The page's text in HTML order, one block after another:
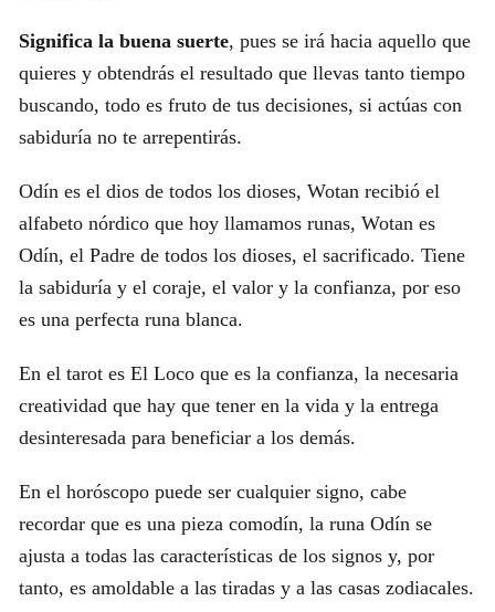
Significa la buena suerte, pues se irá hacia aquello que
quieres y obtendrás el resultado que llevas tanto tiempo
buscando, todo es fruto de tus decisiones, si actúas con
sabiduría no te arrepentirás.
Odín es el dios de todos los dioses, Wotan recibió el
alfabeto nórdico que hoy llamamos runas, Wotan es
Odín, el Padre de todos los dioses, el sacrificado. Tiene
la sabiduría y el coraje, el valor y la confianza, por eso
es una perfecta runa blanca.
En el tarot es El Loco que es la confianza, la necesaria
creatividad que hay que tener en la vida y la entrega
desinteresada para beneficiar a los demás.
En el horóscopo puede ser cualquier signo, cabe
recordar que es una pieza comodín, la runa Odín se
ajusta a todas las características de los signos y, por
tanto, es amoldable a las tiradas y a las casas zodiacales.